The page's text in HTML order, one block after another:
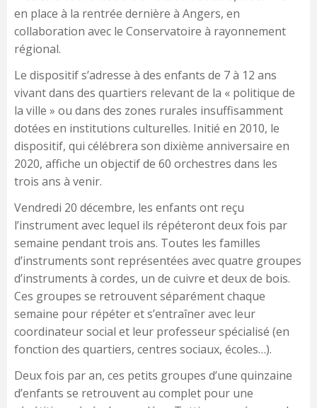
en place à la rentrée dernière à Angers, en
collaboration avec le Conservatoire à rayonnement
régional.
Le dispositif s’adresse à des enfants de 7 à 12 ans
vivant dans des quartiers relevant de la « politique de
la ville » ou dans des zones rurales insuffisamment
dotées en institutions culturelles. Initié en 2010, le
dispositif, qui célébrera son dixième anniversaire en
2020, affiche un objectif de 60 orchestres dans les
trois ans à venir.
Vendredi 20 décembre, les enfants ont reçu
l’instrument avec lequel ils répéteront deux fois par
semaine pendant trois ans. Toutes les familles
d’instruments sont représentées avec quatre groupes
d’instruments à cordes, un de cuivre et deux de bois.
Ces groupes se retrouvent séparément chaque
semaine pour répéter et s’entraîner avec leur
coordinateur social et leur professeur spécialisé (en
fonction des quartiers, centres sociaux, écoles…).
Deux fois par an, ces petits groupes d’une quinzaine
d’enfants se retrouvent au complet pour une